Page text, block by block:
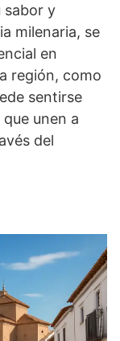
sabor y
milenaria, se
en
región, como
sentirse
unen a
del